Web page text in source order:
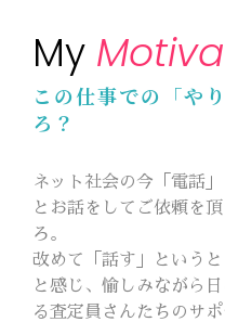
My
この仕事での「や
ろ？
ネット社会の今「電話
とお話をしてご依頼を
ろ。
改めて「話す」という
と感じ、愉しみながら
る査定員さんたちのサ